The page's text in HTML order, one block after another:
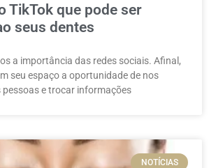
TikTok que pode ser
seus dentes
a importância das redes sociais. Afinal,
seu espaço a oportunidade de nos
e trocar informações
NOTÍCIAS